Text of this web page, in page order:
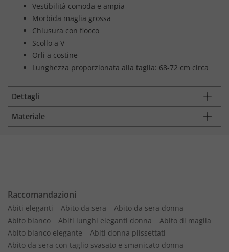
Vestibilità comoda e ampia
Morbida maglia grossa
Chiusura con fiocco
Scollo a V
Orli a costine
Lunghezza proporzionata alla taglia: 68-72 cm circa
Dettagli
Materiale
Raccomandazioni
Abiti eleganti Abito da sera
Abito da sera donna
Abito bianco
Abiti lunghi eleganti donna
Abito di maglia
Abito bianco elegante
Abiti donna plissettati
Abito da sera con taglio svasato e smanicato donna